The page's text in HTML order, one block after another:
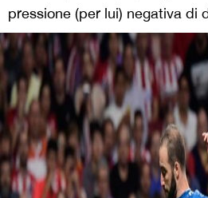
pressione (per lui) negativa di